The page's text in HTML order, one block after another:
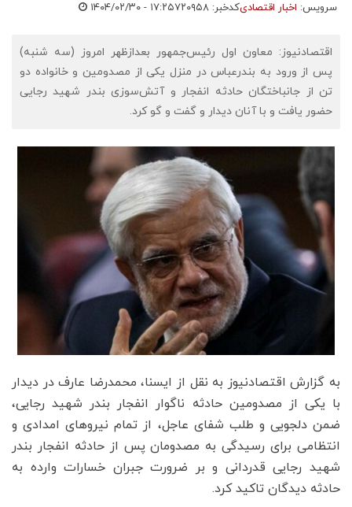
سرویس: اخبار اقتصادیکدخبر: ۷۲۰۹۵۸ ۱۴۰۴/۰۲/۳۰ - ۱۷:۲۵
اقتصادنیوز: معاون اول رئیس‌جمهور بعدازظهر امروز (سه شنبه)
پس از ورود به بندرعباس در منزل یکی از مصدومین و خانواده دو
تن از جانباختگان حادثه انفجار و آتش‌سوزی بندر شهید رجایی
حضور یافت و با آنان دیدار و گفت و گو کرد.
به گزارش اقتصادنیوز به نقل از ایسنا، محمدرضا عارف در دیدار
با یکی از مصدومین حادثه ناگوار انفجار بندر شهید رجایی،
ضمن دلجویی و طلب شفای عاجل، از تمام نیروهای امدادی و
انتظامی برای رسیدگی به مصدومان پس از حادثه انفجار بندر
شهید رجایی قدردانی و بر ضرورت جبران خسارات وارده به
حادثه دیدگان تاکید کرد.